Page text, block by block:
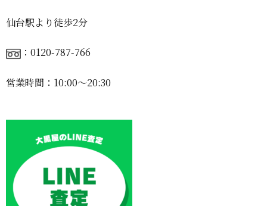
仙台駅より徒歩2分
：0120-787-766
営業時間：10:00〜20:30